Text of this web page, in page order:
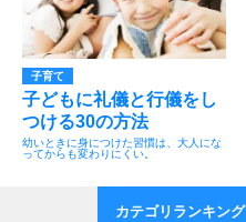
子育て
子どもに礼儀と行儀をし
つける30の方法
幼いときに身につけた習慣は、大人にな
ってからも変わりにくい。
カテゴリランキング